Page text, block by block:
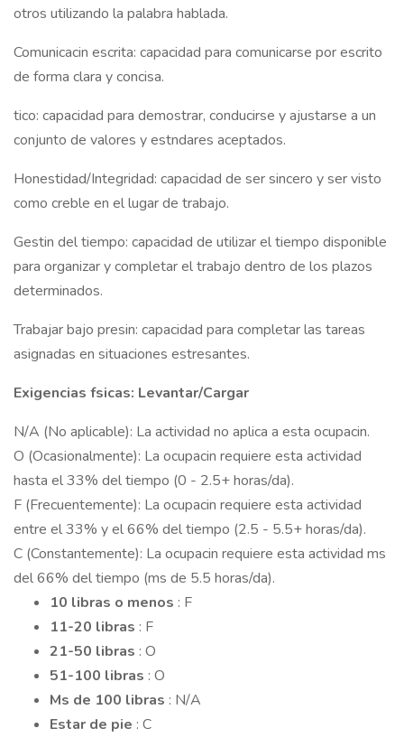
otros utilizando la palabra hablada.
Comunicacin escrita: capacidad para comunicarse por escrito
de forma clara y concisa.
tico: capacidad para demostrar, conducirse y ajustarse a un
conjunto de valores y estndares aceptados.
Honestidad/Integridad: capacidad de ser sincero y ser visto
como creble en el lugar de trabajo.
Gestin del tiempo: capacidad de utilizar el tiempo disponible
para organizar y completar el trabajo dentro de los plazos
determinados.
Trabajar bajo presin: capacidad para completar las tareas
asignadas en situaciones estresantes.
Exigencias fsicas: Levantar/Cargar
N/A (No aplicable): La actividad no aplica a esta ocupacin.
O (Ocasionalmente): La ocupacin requiere esta actividad
hasta el 33% del tiempo (0 - 2.5+ horas/da).
F (Frecuentemente): La ocupacin requiere esta actividad
entre el 33% y el 66% del tiempo (2.5 - 5.5+ horas/da).
C (Constantemente): La ocupacin requiere esta actividad ms
del 66% del tiempo (ms de 5.5 horas/da).
10 libras o menos : F
11-20 libras : F
21-50 libras : O
51-100 libras : O
Ms de 100 libras : N/A
Estar de pie : C